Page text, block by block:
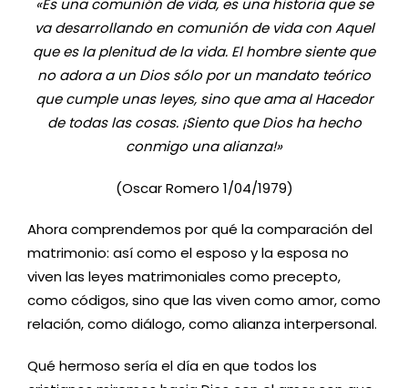
«Es una comunión de vida, es una historia que se
va desarrollando en comunión de vida con Aquel
que es la plenitud de la vida. El hombre siente que
no adora a un Dios sólo por un mandato teórico
que cumple unas leyes, sino que ama al Hacedor
de todas las cosas. ¡Siento que Dios ha hecho
conmigo una alianza!»
(Oscar Romero 1/04/1979)
Ahora comprendemos por qué la comparación del
matrimonio: así como el esposo y la esposa no
viven las leyes matrimoniales como precepto,
como códigos, sino que las viven como amor, como
relación, como diálogo, como alianza interpersonal.
Qué hermoso sería el día en que todos los